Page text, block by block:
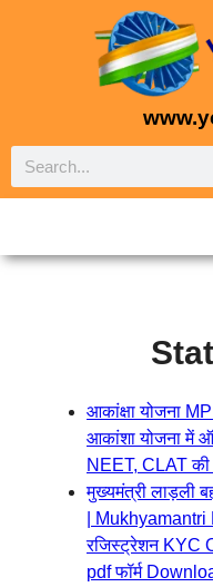
आकांक्षा योजना
आकांशा योजना में
NEET, CLAT की
मुख्यमंत्री लाड़ली
|
रजिस्ट्रेशन KYC
pdf फॉर्म